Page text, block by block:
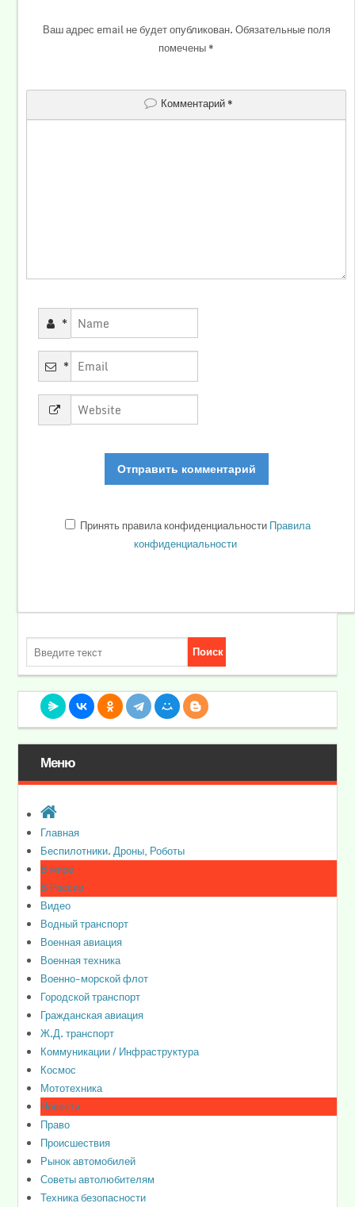
Ваш адрес email не будет опубликован.Обязательные поля
помечены*
Комментарий*
*
*
Принять правила конфиденциальностиПравила
конфиденциальности
Меню
Главная
Беспилотники. Дроны, Роботы
В мире
В России
Видео
Водный транспорт
Военная авиация
Военная техника
Военно-морской флот
Городской транспорт
Гражданская авиация
Ж.Д. транспорт
Коммуникации / Инфраструктура
Космос
Мототехника
Новости
Право
Происшествия
Рынок автомобилей
Советы автолюбителям
Техника безопасности